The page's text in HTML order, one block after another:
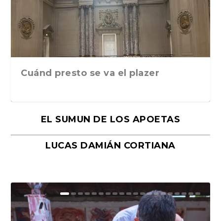
Cuánd presto se va el plazer
EL SUMUN DE LOS APOETAS
LUCAS DAMIÁN CORTIANA